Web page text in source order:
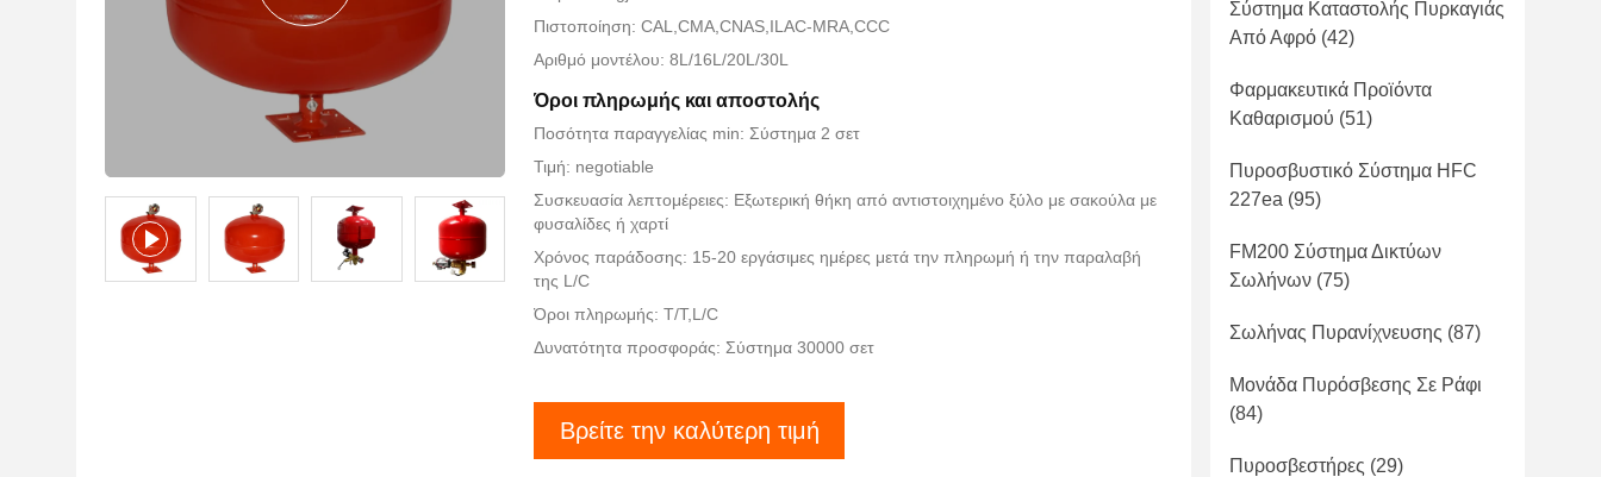
Πιστοποίηση: CAL,CMA,CNAS,ILAC-MRA,CCC
Αριθμό μοντέλου: 8L/16L/20L/30L
Όροι πληρωμής και αποστολής
Ποσότητα παραγγελίας min: Σύστημα 2 σετ
Τιμή: negotiable
Συσκευασία λεπτομέρειες: Εξωτερική θήκη από αντιστοιχημένο ξύλο με σακούλα με
φυσαλίδες ή χαρτί
Χρόνος παράδοσης: 15-20 εργάσιμες ημέρες μετά την πληρωμή ή την παραλαβή
της L/C
Όροι πληρωμής: T/T,L/C
Δυνατότητα προσφοράς: Σύστημα 30000 σετ
Βρείτε την καλύτερη τιμή
Σύστημα Καταστολής Πυρκαγιάς
Από Αφρό (42)
Φαρμακευτικά Προϊόντα
Καθαρισμού (51)
Πυροσβυστικό Σύστημα HFC
227ea (95)
FM200 Σύστημα Δικτύων
Σωλήνων (75)
Σωλήνας Πυρανίχνευσης (87)
Μονάδα Πυρόσβεσης Σε Ράφι
(84)
Πυροσβεστήρες (29)